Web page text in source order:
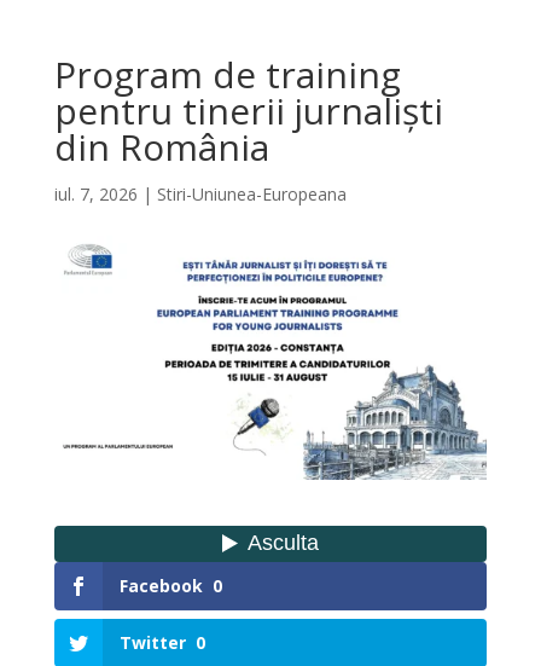
Program de training
pentru tinerii jurnaliști
din România
iul. 7, 2026 | Stiri-Uniunea-Europeana
Facebook 0
Twitter 0